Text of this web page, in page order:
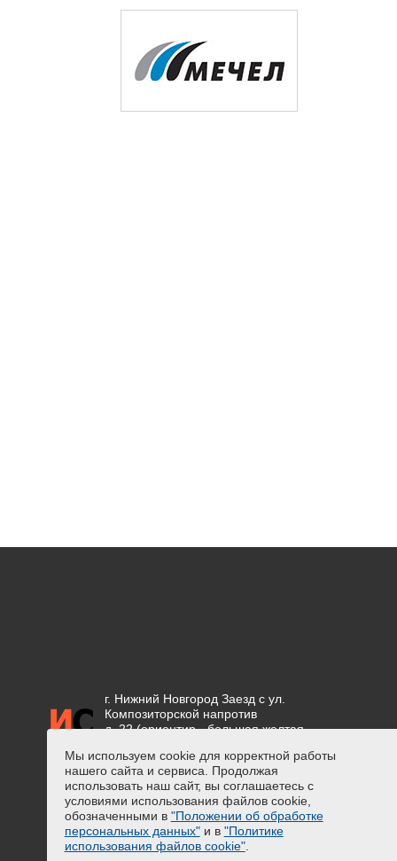
г. Нижний Новгород Заезд с ул.
Композиторской напротив
д. 22 (ориентир - большая желтая
Положение об обработке
персональных данных
Предупреждение о сборе
персональных данных
Политика использования файлов
Мы используем cookie для корректной работы
нашего сайта и сервиса. Продолжая
использовать наш сайт, вы соглашаетесь с
условиями использования файлов cookie,
обозначенными в "Положении об обработке
персональных данных"и в "Политике
использования файлов cookie".